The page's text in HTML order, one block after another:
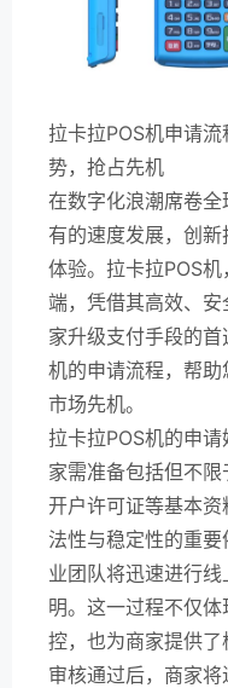
拉卡拉POS机申请
势，抢占先机
在数字化浪潮席卷
有的速度发展，创
体验。拉卡拉POS
端，凭借其高效、
家升级支付手段的
机的申请流程，帮
市场先机。
拉卡拉POS机的申
家需准备包括但不
开户许可证等基本
法性与稳定性的重
业团队将迅速进行
明。这一过程不仅
控，也为商家提供了
审核通过后，商家